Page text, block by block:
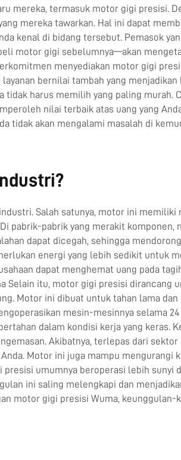
mereka, termasuk motor gigi presisi.
mereka tawarkan. Hal ini dapat
kenal di bidang tersebut. Pemasok
motor gigi sebelumnya—akan
menyediakan motor gigi
bernilai tambah yang
tidak harus memilih yang paling murah.
nilai terbaik atas uang yang
tidak akan mengalami masalah di
Salah satunya, motor ini memiliki
pabrik-pabrik yang merakit komponen,
dapat dicegah, sehingga mendorong
energi yang lebih sedikit untuk
dapat menghemat uang pada
Selain itu, motor gigi presisi dirancang
Motor ini dibuat untuk tahan lama dan
mesin-mesinnya selama
dalam kondisi kerja yang keras.
Akibatnya, terlepas dari sektor
Motor ini juga mampu mengurangi
presisi umumnya beroperasi lebih sunyi
ini saling melengkapi dan
motor gigi presisi Wuma, keunggulan-